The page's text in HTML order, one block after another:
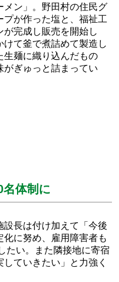
メン」。野田村の住民グ
プが作った塩と、福祉工
完成し販売を開始し
て釜で煮詰めて製造し
生麺に織り込んだもの
がぎゅっと詰まってい
体制に
設長は付け加えて「今後
に努め、雇用障害者も
たい。また隣接地に寄宿
ていきたい」と力強く